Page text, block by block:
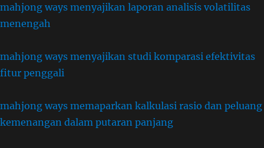
mahjong ways menyajikan laporan analisis volatilitas
menengah
mahjong ways menyajikan studi komparasi efektivitas
fitur penggali
mahjong ways memaparkan kalkulasi rasio dan peluang
kemenangan dalam putaran panjang